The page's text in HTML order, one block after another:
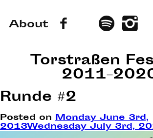
About
Torstraßen
Runde #2
Posted on Monday June 3rd,
2013Wednesday July 3rd,